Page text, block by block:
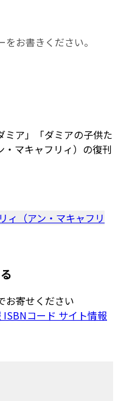
お書きください。
ミア」「ダミアの子供た
・マキャフリィ）の復刊
ィ（アン・マキャフリ
お寄せください
ISBNコード サイト情報